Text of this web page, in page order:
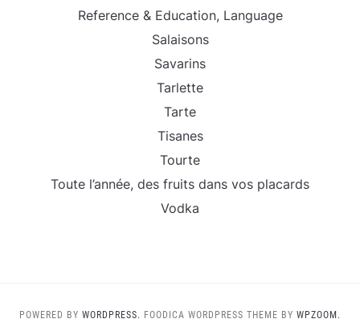
Reference & Education, Language
Salaisons
Savarins
Tarlette
Tarte
Tisanes
Tourte
Toute l’année, des fruits dans vos placards
Vodka
POWERED BY WORDPRESS. FOODICA WORDPRESS THEME BY WPZOOM.